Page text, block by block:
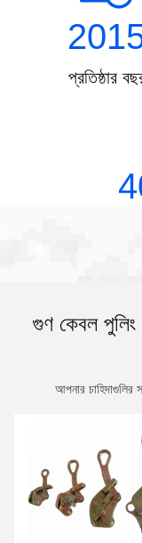
প্রতিষ্ঠার
গুণ কেবল পুলিং
আপনার